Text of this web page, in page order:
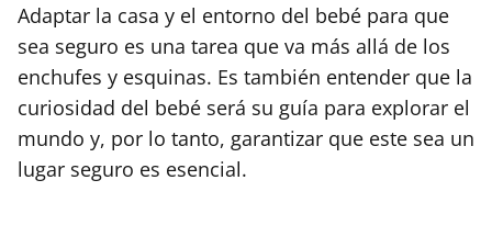
Adaptar la casa y el entorno del bebé para que
sea seguro es una tarea que va más allá de los
enchufes y esquinas. Es también entender que la
curiosidad del bebé será su guía para explorar el
mundo y, por lo tanto, garantizar que este sea un
lugar seguro es esencial.